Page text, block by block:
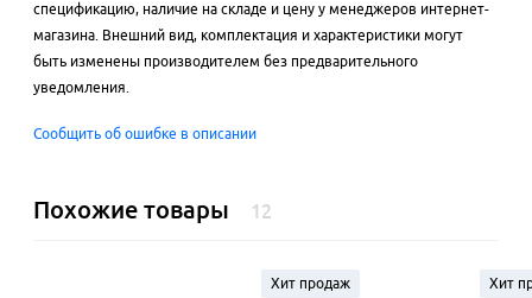
спецификацию, наличие на складе и цену у менеджеров интернет-
магазина. Внешний вид, комплектация и характеристики могут
быть изменены производителем без предварительного
уведомления.
Сообщить об ошибке в описании
Похожие товары 12
Хит продаж Хит